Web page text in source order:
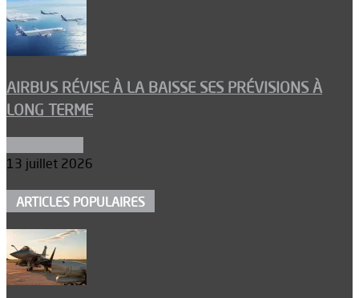
AIRBUS RÉVISE À LA BAISSE SES PRÉVISIONS À
LONG TERME
13 juillet 2026
ARTICLES POPULAIRES